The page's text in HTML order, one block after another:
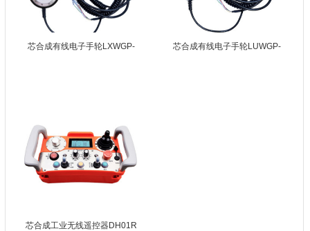
芯合成有线电子手轮LXWGP- 芯合成有线电子手轮LUWGP-
芯合成工业无线遥控器DH01R